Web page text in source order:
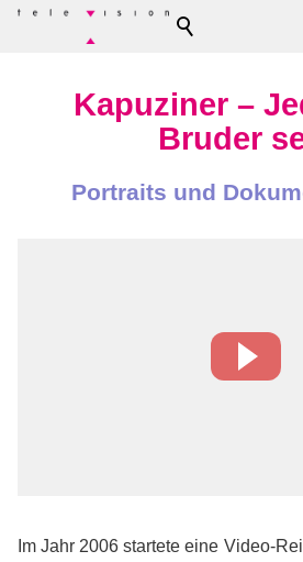
Kapuziner –
Bruder
Portraits und
Im Jahr 2006 startete eine Video-